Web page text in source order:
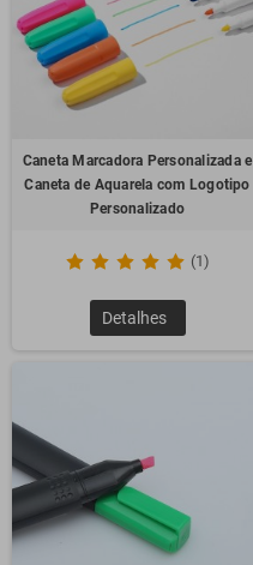
Caneta Marcadora Personalizada e
Caneta de Aquarela com Logotipo
Personalizado
(1)
Detalhes